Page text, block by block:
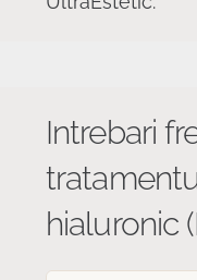
Intrebari
hialuronic